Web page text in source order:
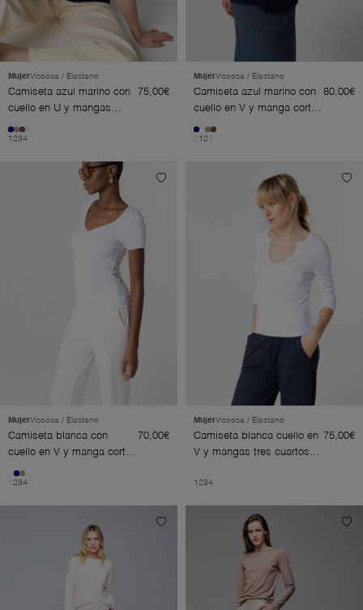
MujerViscosa / Elastano
Camiseta azul marino con
cuello en U y mangas
codos de viscosa/elastano
75,00€
1 234
MujerViscosa / Elastano
Camiseta azul marino con
cuello en V y manga corta
de viscosa/elastano
80,00€
1 2
MujerViscosa / Elastano
Camiseta blanca con
cuello en V y manga corta
de viscosa/elastano
70,00€
234
MujerViscosa / Elastano
Camiseta blanca cuello en
V y mangas tres cuartos
75,00€
1 234